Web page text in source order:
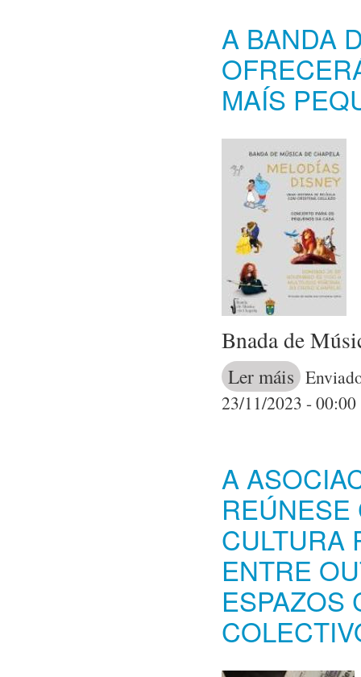
A BANDA
MAÍS
Bnada de
Ler máis acerca de A
23/11/2023 - 00:00
A
CULTURA
ENTRE
ESPAZOS